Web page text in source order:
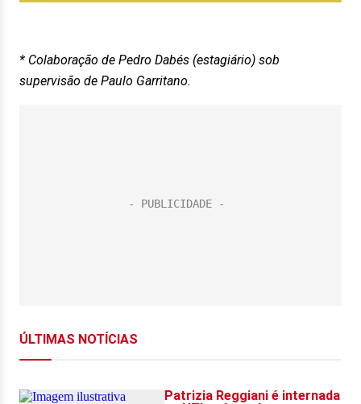
* Colaboração de Pedro Dabés (estagiário) sob
supervisão de Paulo Garritano.